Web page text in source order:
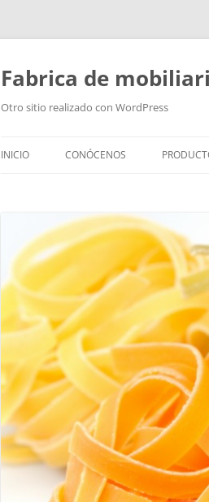
Fabrica de
Otro sitio realizado con WordPress
INICIO CONÓCENOS
BAÑOS